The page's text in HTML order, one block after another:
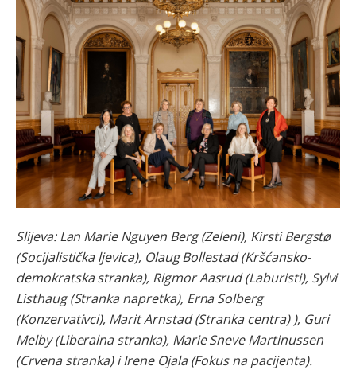
Slijeva: Lan Marie Nguyen Berg (Zeleni), Kirsti Bergstø
(Socijalistička ljevica), Olaug Bollestad (Kršćansko-
demokratska stranka), Rigmor Aasrud (Laburisti), Sylvi
Listhaug (Stranka napretka), Erna Solberg
(Konzervativci), Marit Arnstad (Stranka centra) ), Guri
Melby (Liberalna stranka), Marie Sneve Martinussen
(Crvena stranka) i Irene Ojala (Fokus na pacijenta).